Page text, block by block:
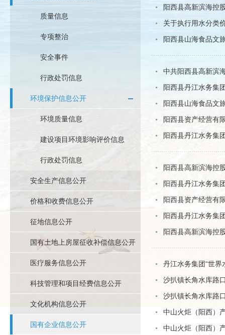
质量信息
专项整治
安全事件
行政处罚信息
环境保护信息公开
环境质量信息
建设项目环境影响评价信息
行政处罚信息
安全生产信息公开
价格和收费信息公开
征地信息公开
国有土地上房屋征收补偿信息公开
医疗服务信息公开
科技管理和项目经费信息公开
文化机构信息公开
国有企业信息公开
阳西县高新滨海控
关于执行用水分类
阳西县山海食品文
中共阳西县高新滨
阳西县丹江水务集
阳西县山海食品文
阳西县资产经营有
阳西县丹江水务集
阳西县高新滨海控
阳西县丹江水务集
阳西县资产经营有
阳西县丹江水务集
阳西县高新滨海控
丹江水务集团“世界
沙扒镇长角水库路
沙扒镇长角水库路
中山火炬（阳西）
中山火炬（阳西）